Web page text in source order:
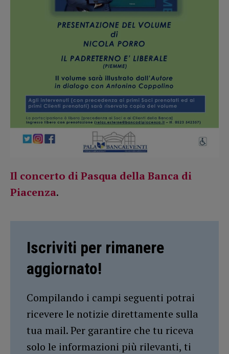
Il concerto di Pasqua della Banca di
Piacenza.
Iscriviti per rimanere
aggiornato!
Compilando i campi seguenti potrai
ricevere le notizie direttamente sulla
tua mail. Per garantire che tu riceva
solo le informazioni più rilevanti, ti